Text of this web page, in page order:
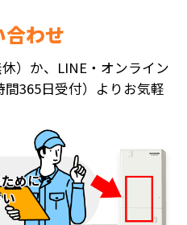
合わせ
）か、LINE・オンライン
365日受付）よりお気軽
めに
い